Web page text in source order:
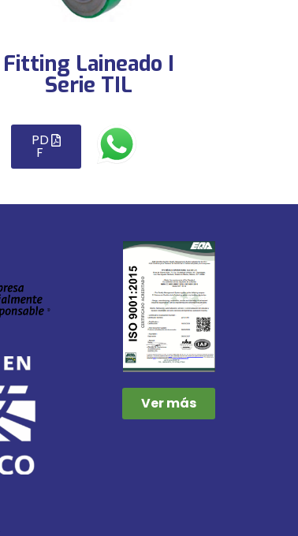
Fitting Laineado I
Serie TIL
PD
F
Ver más